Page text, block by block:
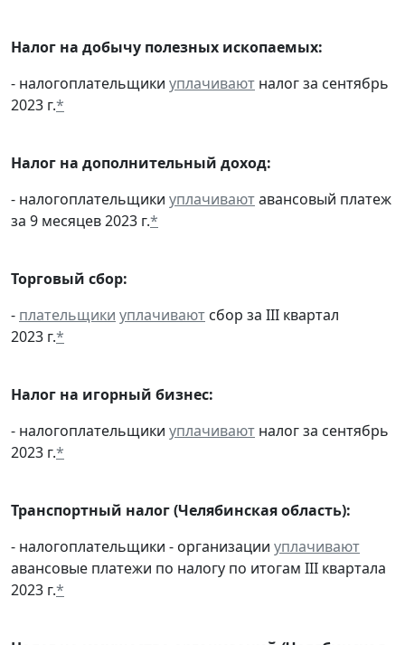
Налог на добычу полезных ископаемых:
- налогоплательщики уплачивают налог за сентябрь
2023 г.*
Налог на дополнительный доход:
- налогоплательщики уплачиваютавансовый платеж
за 9 месяцев 2023 г.*
Торговый сбор:
- плательщики уплачивают сбор за III квартал
2023 г.*
Налог на игорный бизнес:
- налогоплательщики уплачивают налог за сентябрь
2023 г.*
Транспортный налог (Челябинская область):
- налогоплательщики - организации уплачивают
авансовые платежи по налогу по итогам III квартала
2023 г.*